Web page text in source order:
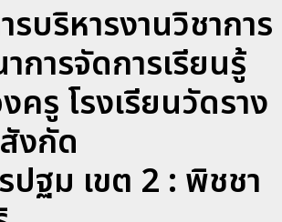
บริหารงานวิชาการ
ารจัดการเรียนรู้
ครู โรงเรียนวัดราง
งกัด
ฐม เขต 2 : พิชชา